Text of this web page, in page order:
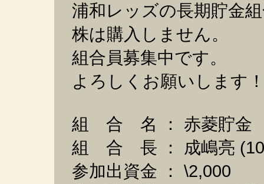
浦和レッズの長期貯金
株は購入しません。
組合員募集中です。
よろしくお願いします
組 合 名 ： 赤菱貯金
組 合 長 ： 成嶋亮
参加出資金 ： \2,000